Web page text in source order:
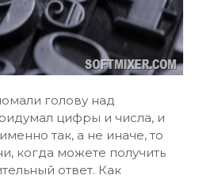
голову над
цифры и числа, и
так, а не иначе, то
когда можете получить
ответ. Как